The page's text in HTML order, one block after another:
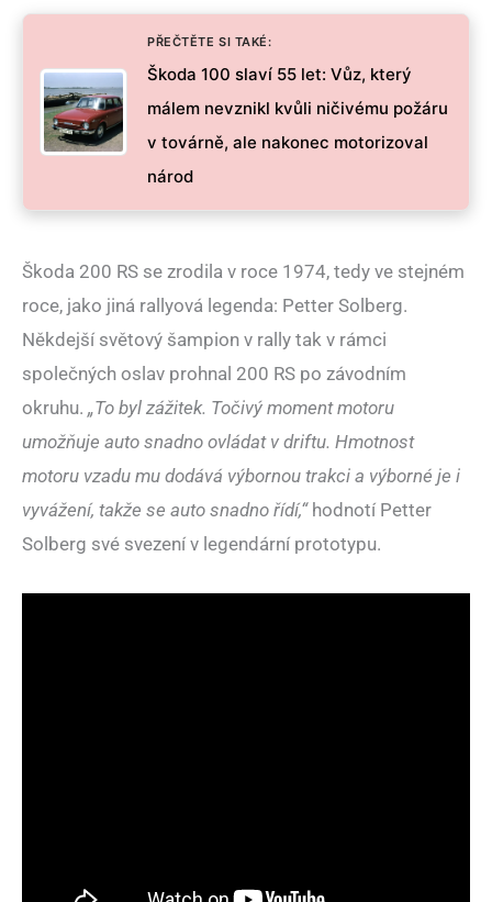
PŘEČTĚTE SI TAKÉ:
Škoda 100 slaví 55 let: Vůz, který
málem nevznikl kvůli ničivému požáru
v továrně, ale nakonec motorizoval
národ
Škoda 200 RS se zrodila v roce 1974, tedy ve stejném
roce, jako jiná rallyová legenda: Petter Solberg.
Někdejší světový šampion v rally tak v rámci
společných oslav prohnal 200 RS po závodním
okruhu. „To byl zážitek. Točivý moment motoru
umožňuje auto snadno ovládat v driftu. Hmotnost
motoru vzadu mu dodává výbornou trakci a výborné je i
vyvážení, takže se auto snadno řídí,“hodnotí Petter
Solberg své svezení v legendární prototypu.